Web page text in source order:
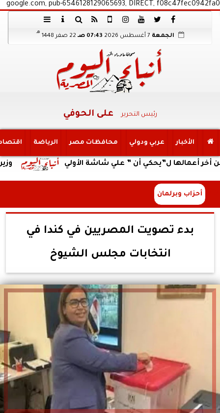
google.com, pub-6546128129065693, DIRECT, f08c47fec0942fa0
الجمعة 07:43 صـ 22 صفر 1448
هـ
رئيس التحرير على الحوفي
الأخبار عربي ودولي محافظات مصر الرياضة
وزير العمل ل”يحكي أن ” علي شاشة الأولي
أحزاب وبرلمان
بدء تصويت المصريين في كندا في
انتخابات مجلس الشيوخ